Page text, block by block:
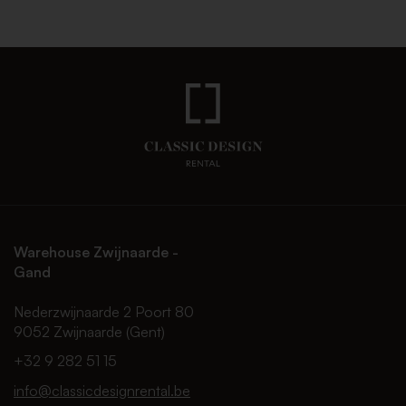
Warehouse Zwijnaarde -
Gand
Nederzwijnaarde 2 Poort 80
9052 Zwijnaarde (Gent)
+32 9 282 51 15
info@classicdesignrental.be